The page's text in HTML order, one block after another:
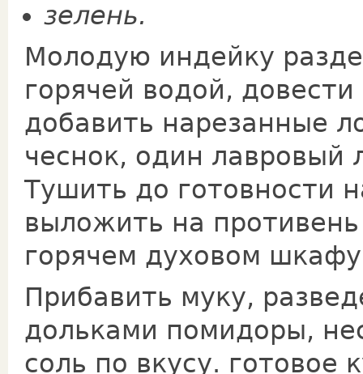
зелень.
Молодую индейку
горячей водой,
добавить нарезанные
чеснок, один лавровый
Тушить до готовности
выложить на
горячем духовом
Прибавить муку,
дольками помидоры,
соль по вкусу. готовое